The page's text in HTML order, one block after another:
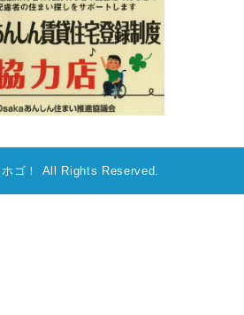
ゴ！ All Rights Reserved.